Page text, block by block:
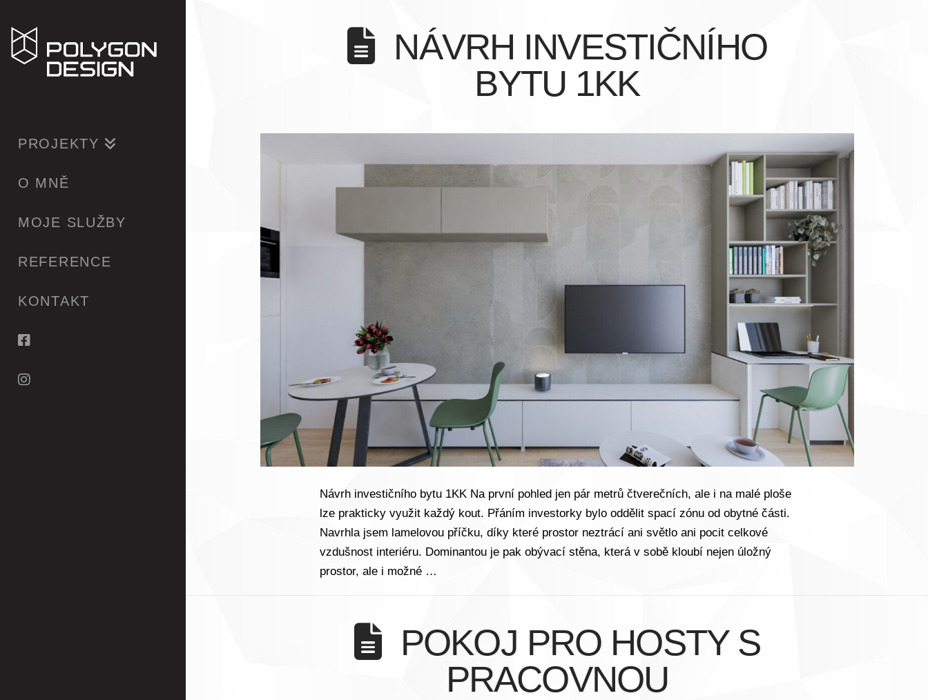
PROJEKTY
O MNĚ
MOJE SLUŽBY
REFERENCE
KONTAKT
NÁVRH INVESTIČNÍHO
BYTU 1KK
Návrh investičního bytu 1KK Na první pohled jen pár metrů čtverečních, ale i na malé ploše
lze prakticky využit každý kout. Přáním investorky bylo oddělit spací zónu od obytné části.
Navrhla jsem lamelovou příčku, díky které prostor neztrácí ani světlo ani pocit celkové
vzdušnost interiéru. Dominantou je pak obývací stěna, která v sobě kloubí nejen úložný
prostor, ale i možné …
POKOJ PRO HOSTY S
PRACOVNOU